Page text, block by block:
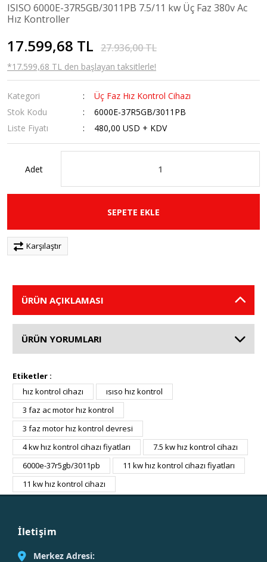
ISISO 6000E-37R5GB/3011PB 7.5/11 kw Üç Faz 380v Ac
Hız Kontroller
17.599,68 TL 27.936,00 TL
*17.599,68 TL den başlayan taksitlerle!
Kategori
Üç Faz Hız Kontrol Cihazı
Stok Kodu
6000E-37R5GB/3011PB
Liste Fiyatı
480,00 USD + KDV
Adet
SEPETE EKLE
Karşılaştır
ÜRÜN AÇIKLAMASI
ÜRÜN YORUMLARI
Etiketler :
hız kontrol cihazı
ısıso hız kontrol
3 faz ac motor hız kontrol
3 faz motor hız kontrol devresi
4 kw hız kontrol cihazı fiyatları
7.5 kw hız kontrol cihazı
6000e-37r5gb/3011pb
11 kw hız kontrol cihazı fiyatları
11 kw hız kontrol cihazı
İletişim
Merkez Adresi: